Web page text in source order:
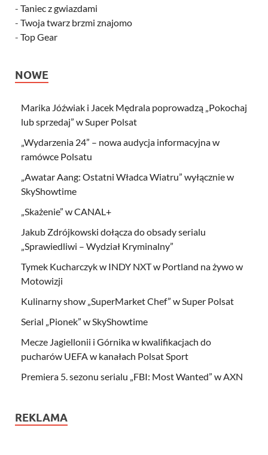
- Taniec z gwiazdami
- Twoja twarz brzmi znajomo
- Top Gear
NOWE
Marika Jóźwiak i Jacek Mędrala poprowadzą „Pokochaj
lub sprzedaj” w Super Polsat
„Wydarzenia 24” – nowa audycja informacyjna w
ramówce Polsatu
„Awatar Aang: Ostatni Władca Wiatru” wyłącznie w
SkyShowtime
„Skażenie” w CANAL+
Jakub Zdrójkowski dołącza do obsady serialu
„Sprawiedliwi – Wydział Kryminalny”
Tymek Kucharczyk w INDY NXT w Portland na żywo w
Motowizji
Kulinarny show „SuperMarket Chef” w Super Polsat
Serial „Pionek” w SkyShowtime
Mecze Jagiellonii i Górnika w kwalifikacjach do
pucharów UEFA w kanałach Polsat Sport
Premiera 5. sezonu serialu „FBI: Most Wanted” w AXN
REKLAMA